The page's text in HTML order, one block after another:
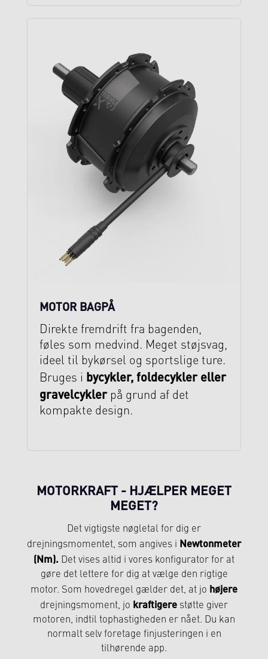
MOTOR BAGPÅ
Direkte fremdrift fra bagenden,
føles som medvind. Meget støjsvag,
ideel til bykørsel og sportslige ture.
Bruges i bycykler, foldecykler eller
gravelcyklerpå grund af det
kompakte design.
MOTORKRAFT - HJÆLPER MEGET
MEGET?
Det vigtigste nøgletal for dig er
drejningsmomentet, som angives i Newtonmeter
(Nm). Det vises altid i vores konfigurator for at
gøre det lettere for dig at vælge den rigtige
motor. Som hovedregel gælder det, at jo højere
drejningsmoment, jo kraftigere støtte giver
motoren, indtil tophastigheden er nået. Du kan
normalt selv foretage finjusteringen i en
tilhørende app.